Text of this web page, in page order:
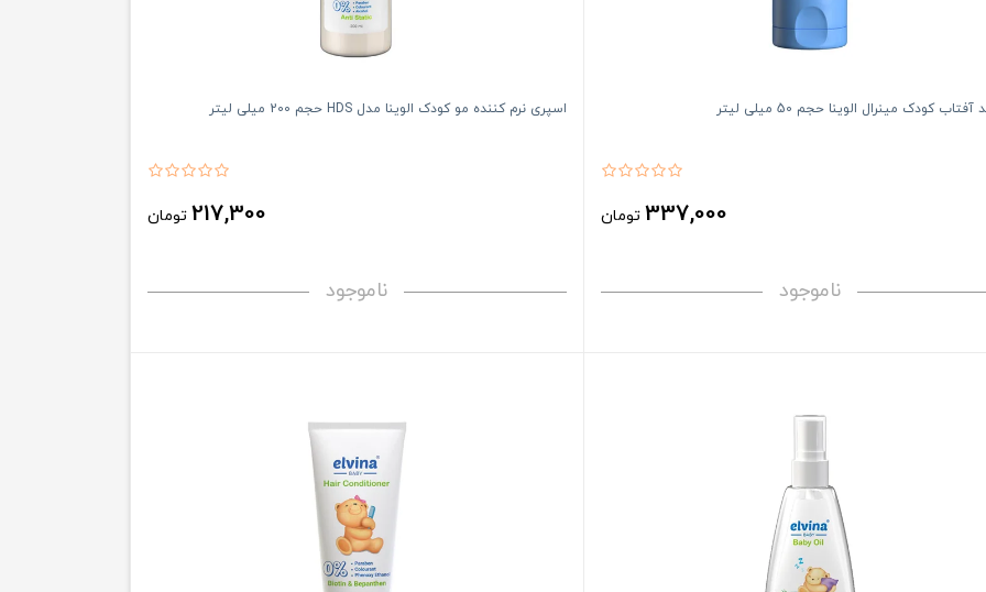
کودک مینرال الوینا حجم 50 میلی لیتر
337,000 تومان
ناموجود
اسپری نرم کننده مو کودک الوینا مدل HDS حجم 200 میلی لیتر
217,300 تومان
ناموجود